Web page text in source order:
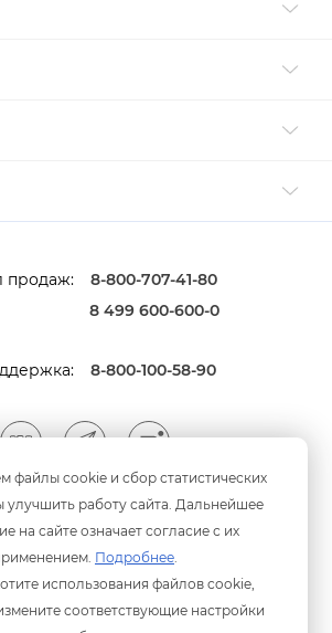
файлы cookie и сбор статистических
улучшить работу сайта. Дальнейшее
на сайте означает согласие с их
Подробнее.
использования файлов cookie,
соответствующие настройки
продаж:
8-800-707-41-80
8 499 600-600-0
8-800-100-58-90
принимаем оплату
картами